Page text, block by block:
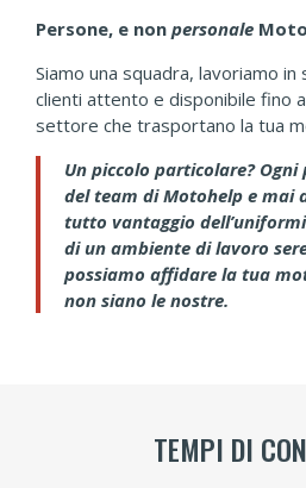
Persone, e non personale
Siamo una squadra, lavoriamo in
clienti attento e disponibile fino
settore che trasportano la tua
Un piccolo particolare?
del team di Motohelp e mai
tutto vantaggio
di un ambiente di lavoro
possiamo affidare la tua
non siano le nostre.
TEMPI DI